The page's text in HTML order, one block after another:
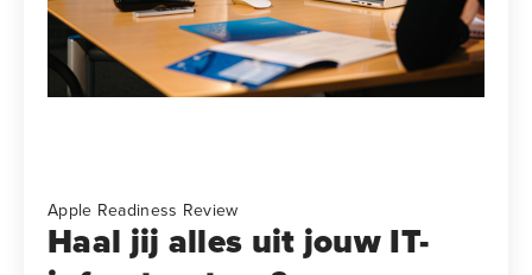
Apple Readiness Review
Haal jij alles uit jouw IT-